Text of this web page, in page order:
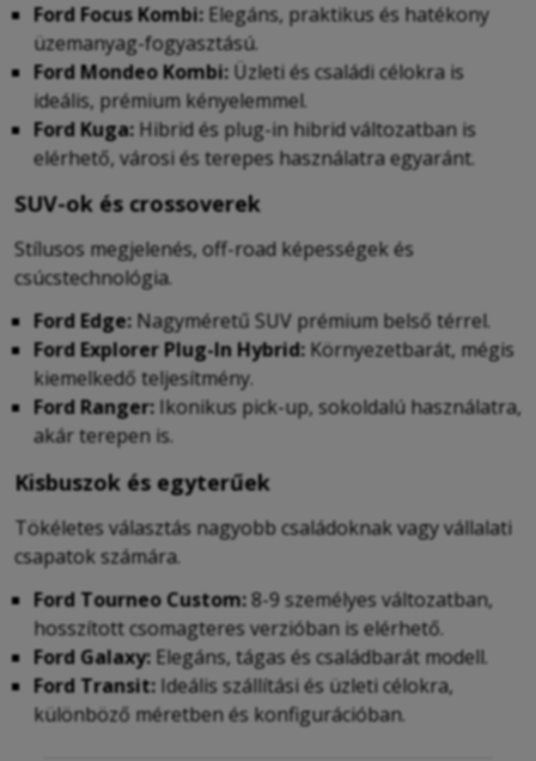
Ford Focus Kombi: Elegáns, praktikus és hatékony
üzemanyag-fogyasztású.
Ford Mondeo Kombi: Üzleti és családi célokra is
ideális, prémium kényelemmel.
Ford Kuga: Hibrid és plug-in hibrid változatban is
elérhető, városi és terepes használatra egyaránt.
SUV-ok és crossoverek
Stílusos megjelenés, off-road képességek és
csúcstechnológia.
Ford Edge: Nagyméretű SUV prémium belső térrel.
Ford Explorer Plug-In Hybrid: Környezetbarát, mégis
kiemelkedő teljesítmény.
Ford Ranger: Ikonikus pick-up, sokoldalú használatra,
akár terepen is.
Kisbuszok és egyterűek
Tökéletes választás nagyobb családoknak vagy vállalati
csapatok számára.
Ford Tourneo Custom:8-9 személyes változatban,
hosszított csomagteres verzióban is elérhető.
Ford Galaxy: Elegáns, tágas és családbarát modell.
Ford Transit: Ideális szállítási és üzleti célokra,
különböző méretben és konfigurációban.